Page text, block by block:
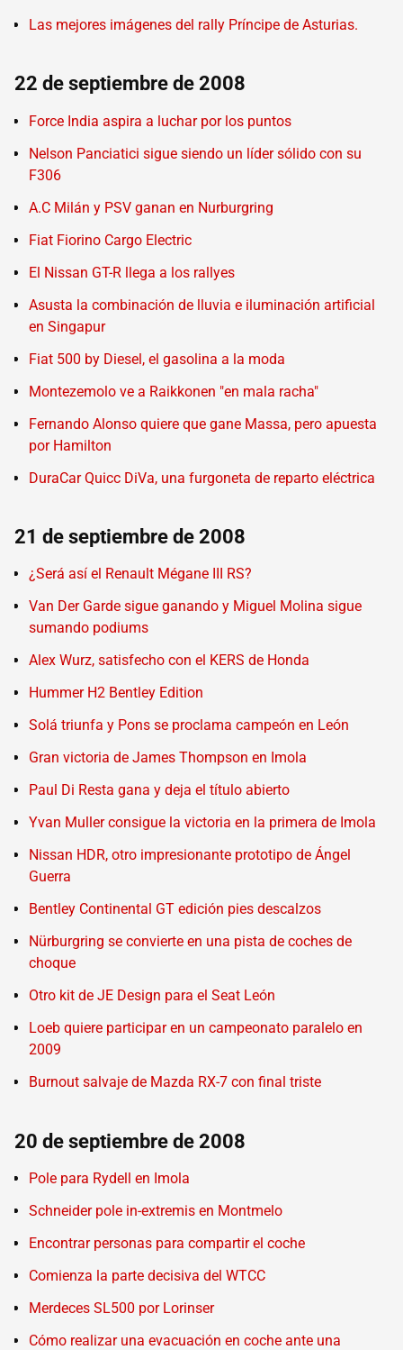
Las mejores imágenes del rally Príncipe de Asturias.
22 de septiembre de 2008
Force India aspira a luchar por los puntos
Nelson Panciatici sigue siendo un líder sólido con su
F306
A.C Milán y PSV ganan en Nurburgring
Fiat Fiorino Cargo Electric
El Nissan GT-R llega a los rallyes
Asusta la combinación de lluvia e iluminación artificial
en Singapur
Fiat 500 by Diesel, el gasolina a la moda
Montezemolo ve a Raikkonen "en mala racha"
Fernando Alonso quiere que gane Massa, pero apuesta
por Hamilton
DuraCar Quicc DiVa, una furgoneta de reparto eléctrica
21 de septiembre de 2008
¿Será así el Renault Mégane III RS?
Van Der Garde sigue ganando y Miguel Molina sigue
sumando podiums
Alex Wurz, satisfecho con el KERS de Honda
Hummer H2 Bentley Edition
Solá triunfa y Pons se proclama campeón en León
Gran victoria de James Thompson en Imola
Paul Di Resta gana y deja el título abierto
Yvan Muller consigue la victoria en la primera de Imola
Nissan HDR, otro impresionante prototipo de Ángel
Guerra
Bentley Continental GT edición pies descalzos
Nürburgring se convierte en una pista de coches de
choque
Otro kit de JE Design para el Seat León
Loeb quiere participar en un campeonato paralelo en
2009
Burnout salvaje de Mazda RX-7 con final triste
20 de septiembre de 2008
Pole para Rydell en Imola
Schneider pole in-extremis en Montmelo
Encontrar personas para compartir el coche
Comienza la parte decisiva del WTCC
Merdeces SL500 por Lorinser
Cómo realizar una evacuación en coche ante una